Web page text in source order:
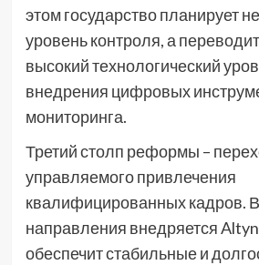
этом государство планирует
уровень контроля, а
высокий технологический
внедрения цифровых
мониторинга.
Третий столп реформы –
управляемого привлечения
квалифицированных кадров. В
направления внедряется Altyn
обеспечит стабильные и